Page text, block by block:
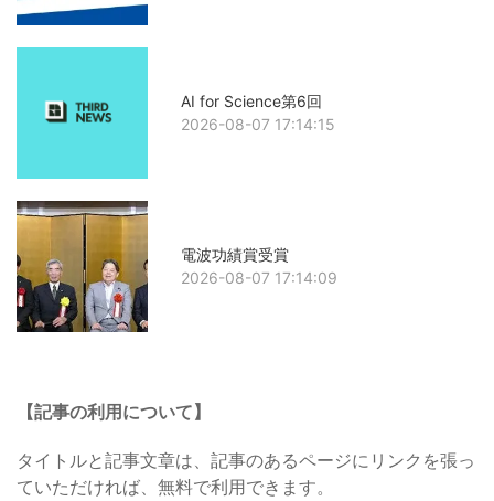
AI for Science第6回
2026-08-07 17:14:15
電波功績賞受賞
2026-08-07 17:14:09
【記事の利用について】
タイトルと記事文章は、記事のあるページにリンクを張っ
ていただければ、無料で利用できます。